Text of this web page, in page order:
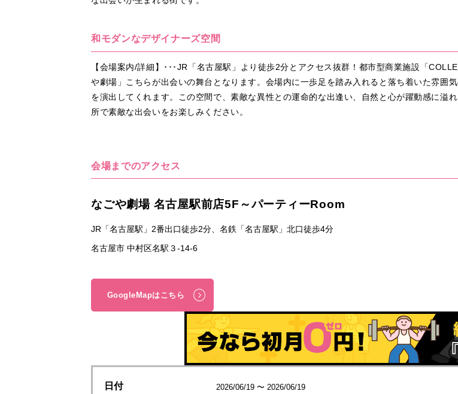
和モダンなデザイナーズ空間
【会場案内/詳細】･･･JR「名古屋駅」より徒歩2分とアクセス抜群！都市型商業施設「
や劇場」こちらが出会いの舞台となります。会場内に一歩足を踏み入れると落ち着いた雰囲
を演出してくれます。この空間で、素敵な異性との運命的な出逢い、自然と心が躍動感に
所で素敵な出会いをお楽しみください。
会場までのアクセス
なごや劇場 名古屋駅前店5F～パーティーRoom
JR「名古屋駅」2番出口徒歩2分、名鉄「名古屋駅」北口徒歩4分
名古屋市 中村区名駅３-14-6
GoogleMapはこちら
日付 2026/06/19 〜 2026/06/19